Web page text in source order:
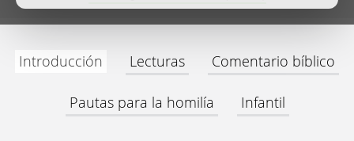
Introducción Lecturas Comentario bíblico
Pautas para la homilía Infantil